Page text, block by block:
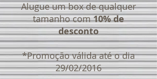
Alugue um box de qualquer
tamanho com10% de
desconto
*Promoção válida até o dia
29/02/2016